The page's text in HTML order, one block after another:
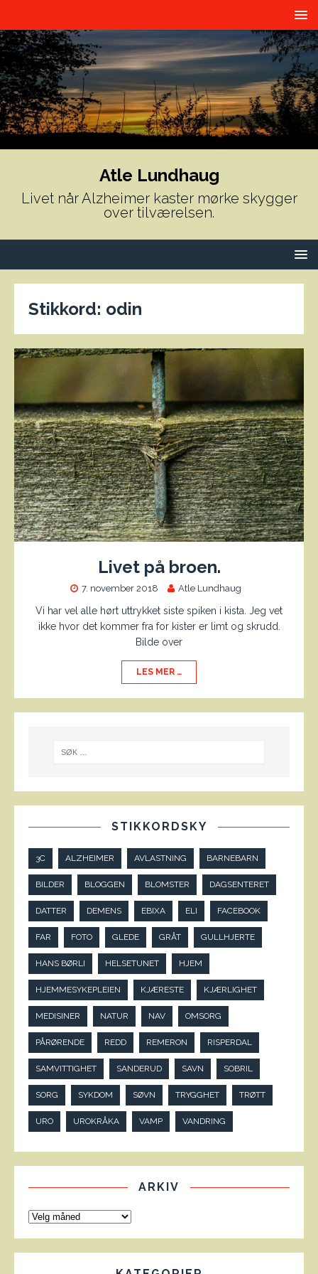
Atle Lundhaug
Livet når Alzheimer kaster mørke skygger
over tilværelsen.
Stikkord: odin
Livet på broen.
7. november 2018 Atle Lundhaug
Vi har vel alle hørt uttrykket siste spiken i kista. Jeg vet
ikke hvor det kommer fra for kister er limt og skrudd.
Bilde over
LES MER …
STIKKORDSKY
3C ALZHEIMER AVLASTNING BARNEBARN
BILDER BLOGGEN BLOMSTER DAGSENTERET
DATTER DEMENS EBIXA ELI FACEBOOK
FAR FOTO GLEDE GRÅT GULLHJERTE
HANS BØRLI HELSETUNET HJEM
HJEMMESYKEPLEIEN KJÆRESTE KJÆRLIGHET
MEDISINER NATUR NAV OMSORG
PÅRØRENDE REDD REMERON RISPERDAL
SAMVITTIGHET SANDERUD SAVN SOBRIL
SORG SYKDOM SØVN TRYGGHET TRØTT
URO UROKRÅKA VAMP VANDRING
ARKIV